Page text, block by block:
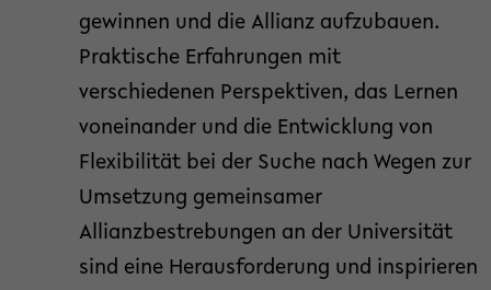
gewinnen und die Allianz aufzubauen.
Praktische Erfahrungen mit
verschiedenen Perspektiven, das Lernen
voneinander und die Entwicklung von
Flexibilität bei der Suche nach Wegen zur
Umsetzung gemeinsamer
Allianzbestrebungen an der Universität
sind eine Herausforderung und inspirieren